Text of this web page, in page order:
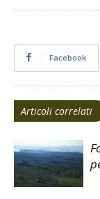
Facebook
Articoli correlati